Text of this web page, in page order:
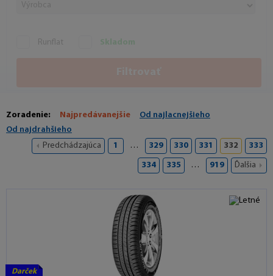
Runflat Skladom
Zoradenie: Najpredávanejšie
Od najlacnejšieho
Od najdrahšieho
Predchádzajúca
1 … 329 330 331 332 333
334 335 … 919 Ďalšia
Darček